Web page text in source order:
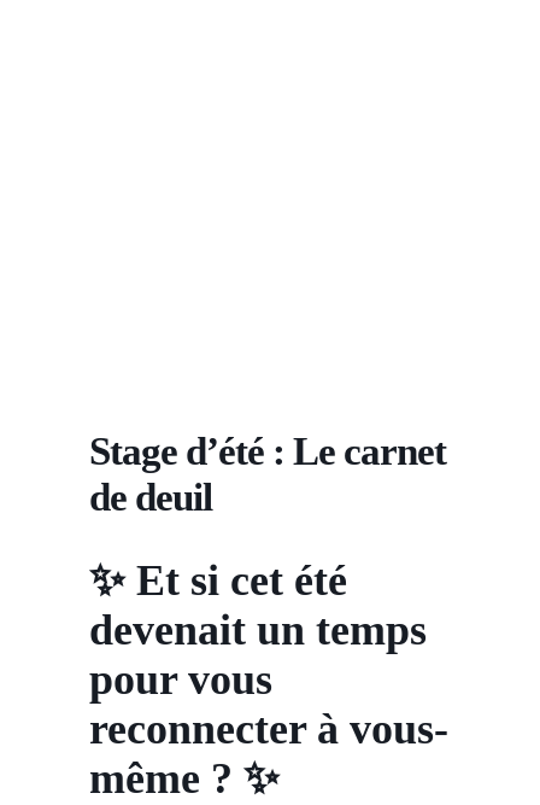
Stage d’été : Le carnet
de deuil
✨ Et si cet été
devenait un temps
pour vous
reconnecter à vous-
même ? ✨